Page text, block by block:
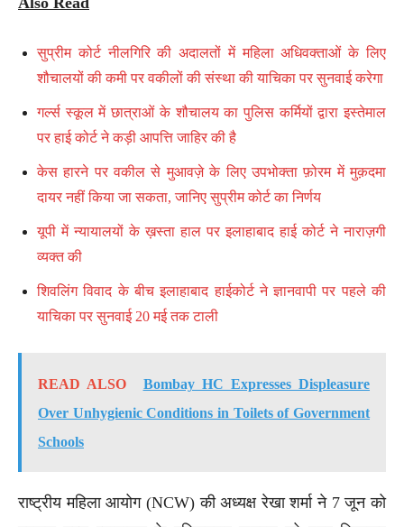
सुप्रीम कोर्ट नीलगिरि की अदालतों में महिला अधिवक्ताओं के लिए
शौचालयों की कमी पर वकीलों की संस्था की याचिका पर सुनवाई करेगा
गर्ल्स स्कूल में छात्राओं के शौचालय का पुलिस कर्मियों द्वारा इस्तेमाल
पर हाई कोर्ट ने कड़ी आपत्ति जाहिर की है
केस हारने पर वकील से मुआवज़े के लिए उपभोक्ता फ़ोरम में मुक़दमा
दायर नहीं किया जा सकता, जानिए सुप्रीम कोर्ट का निर्णय
यूपी में न्यायालयों के ख़स्ता हाल पर इलाहाबाद हाई कोर्ट ने नाराज़गी
व्यक्त की
शिवलिंग विवाद के बीच इलाहाबाद हाईकोर्ट ने ज्ञानवापी पर पहले की
याचिका पर सुनवाई 20 मई तक टाली
READ ALSO
Bombay HC Expresses Displeasure
Over Unhygienic Conditions in Toilets of Government
Schools
राष्ट्रीय महिला आयोग (NCW) की अध्यक्ष रेखा शर्मा ने 7 जून को